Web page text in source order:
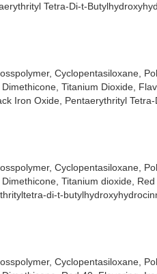
Tetra-Di-t-
Cyclopentasiloxane,
Titanium Dioxide,
Iron Oxide, Pentaerythrityl
Cyclopentasiloxane,
Titanium dioxide,
di-t-
Cyclopentasiloxane,